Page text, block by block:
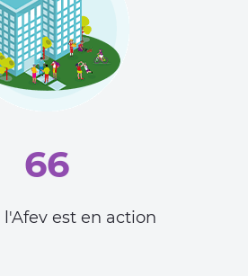
66
l'Afev est en action